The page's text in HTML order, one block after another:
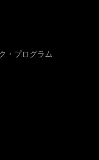
・プログラム